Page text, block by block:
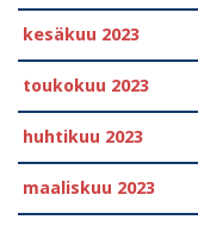
kesäkuu 2023
toukokuu 2023
huhtikuu 2023
maaliskuu 2023